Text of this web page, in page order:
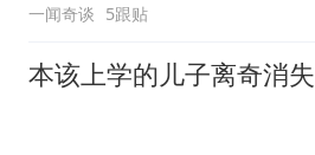
一闻奇谈 5跟贴
本该上学的儿子离奇消失